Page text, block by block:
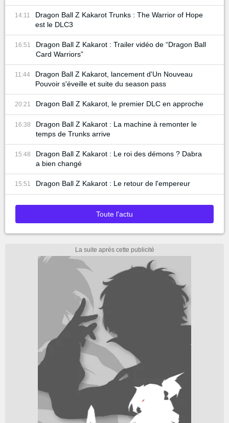
14:11
Dragon Ball Z Kakarot Trunks : The Warrior of Hope
est le DLC3
16:51
Dragon Ball Z Kakarot : Trailer vidéo de “Dragon Ball
Card Warriors”
11:44
Dragon Ball Z Kakarot, lancement d'Un Nouveau
Pouvoir s'éveille et suite du season pass
20:21 Dragon Ball Z Kakarot, le premier DLC en approche
16:38
Dragon Ball Z Kakarot : La machine à remonter le
temps de Trunks arrive
15:48
Dragon Ball Z Kakarot : Le roi des démons ? Dabra
a bien changé
15:51 Dragon Ball Z Kakarot : Le retour de l'empereur
Toute l'actu